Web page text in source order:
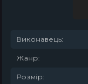
Виконавець:
Жанр:
Розмір: